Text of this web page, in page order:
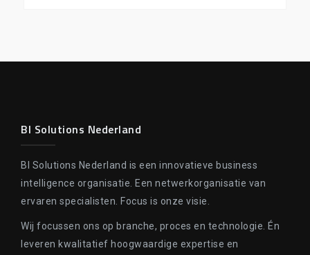
BI Solutions Nederland
BI Solutions Nederland is een innovatieve business
intelligence organisatie. Een netwerkorganisatie van
ervaren specialisten. Focus is onze visie.
Wij focussen ons op branche, proces en technologie. Én
leveren kwalitatief hoogwaardige expertise en